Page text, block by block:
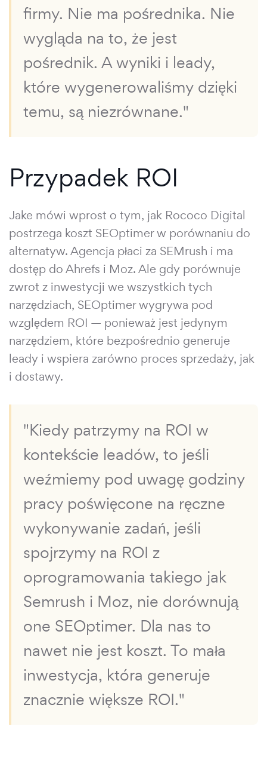
firmy. Nie ma pośrednika. Nie
wygląda na to, że jest
pośrednik. A wyniki i leady,
które wygenerowaliśmy dzięki
temu, są niezrównane."
Przypadek ROI
Jake mówi wprost o tym, jak Rococo Digital
postrzega koszt SEOptimer w porównaniu do
alternatyw. Agencja płaci za SEMrush i ma
dostęp do Ahrefs i Moz. Ale gdy porównuje
zwrot z inwestycji we wszystkich tych
narzędziach, SEOptimer wygrywa pod
względem ROI — ponieważ jest jedynym
narzędziem, które bezpośrednio generuje
leady i wspiera zarówno proces sprzedaży, jak
i dostawy.
"Kiedy patrzymy na ROI w
kontekście leadów, to jeśli
weźmiemy pod uwagę godziny
pracy poświęcone na ręczne
wykonywanie zadań, jeśli
spojrzymy na ROI z
oprogramowania takiego jak
Semrush i Moz, nie dorównują
one SEOptimer. Dla nas to
nawet nie jest koszt. To mała
inwestycja, która generuje
znacznie większe ROI."